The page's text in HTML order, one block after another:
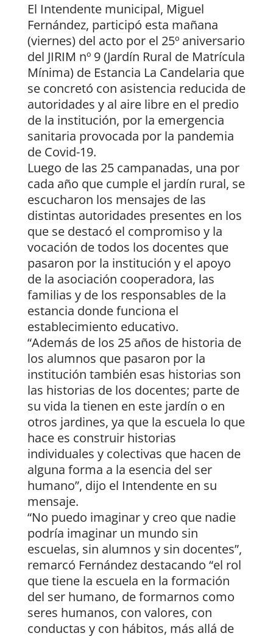
El Intendente municipal, Miguel
Fernández, participó esta mañana
(viernes) del acto por el 25º aniversario
del JIRIM nº 9 (Jardín Rural de Matrícula
Mínima) de Estancia La Candelaria que
se concretó con asistencia reducida de
autoridades y al aire libre en el predio
de la institución, por la emergencia
sanitaria provocada por la pandemia
de Covid-19.
Luego de las 25 campanadas, una por
cada año que cumple el jardín rural, se
escucharon los mensajes de las
distintas autoridades presentes en los
que se destacó el compromiso y la
vocación de todos los docentes que
pasaron por la institución y el apoyo
de la asociación cooperadora, las
familias y de los responsables de la
estancia donde funciona el
establecimiento educativo.
“Además de los 25 años de historia de
los alumnos que pasaron por la
institución también esas historias son
las historias de los docentes; parte de
su vida la tienen en este jardín o en
otros jardines, ya que la escuela lo que
hace es construir historias
individuales y colectivas que hacen de
alguna forma a la esencia del ser
humano”, dijo el Intendente en su
mensaje.
“No puedo imaginar y creo que nadie
podría imaginar un mundo sin
escuelas, sin alumnos y sin docentes”,
remarcó Fernández destacando “el rol
que tiene la escuela en la formación
del ser humano, de formarnos como
seres humanos, con valores, con
conductas y con hábitos, más allá de